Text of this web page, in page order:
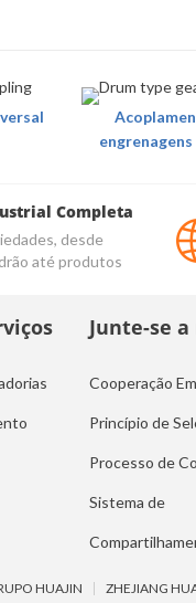
Completa
desde
até produtos
Junte-se a
Cooperação
Princípio de
Processo de
Sistema de
HUAJIN ZHEJIANG